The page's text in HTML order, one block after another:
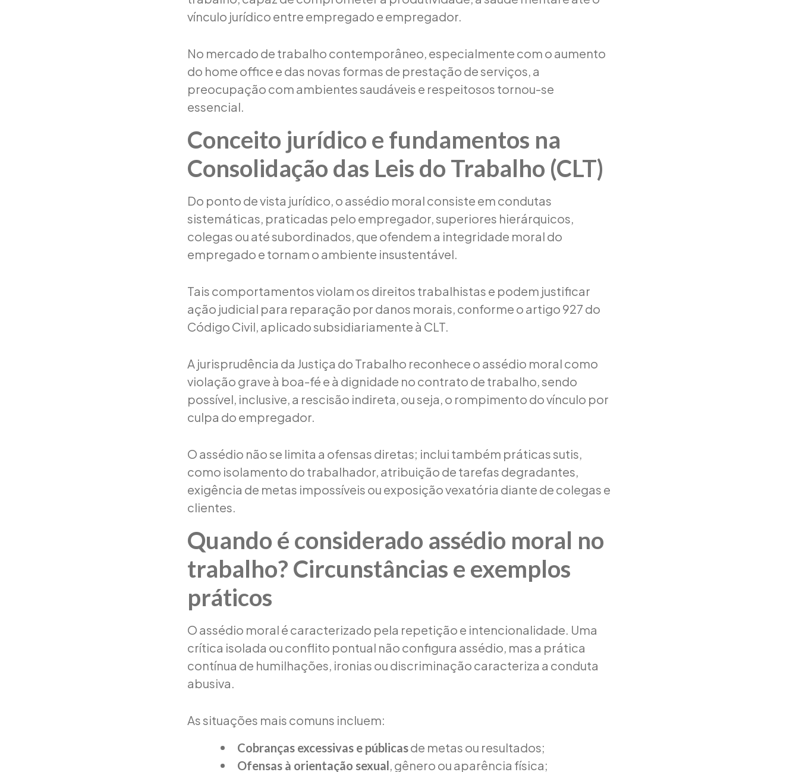
vínculo jurídico entre empregado e empregador.
No mercado de trabalho contemporâneo, especialmente com o aumento
do home office e das novas formas de prestação de serviços, a
preocupação com ambientes saudáveis e respeitosos tornou-se
essencial.
Conceito jurídico e fundamentos na
Consolidação das Leis do Trabalho (CLT)
Do ponto de vista jurídico, o assédio moral consiste em condutas
sistemáticas, praticadas pelo empregador, superiores hierárquicos,
colegas ou até subordinados, que ofendem a integridade moral do
empregado e tornam o ambiente insustentável.
Tais comportamentos violam os direitos trabalhistas e podem justificar
ação judicial para reparação por danos morais, conforme o artigo 927 do
Código Civil, aplicado subsidiariamente à CLT.
A jurisprudência da Justiça do Trabalho reconhece o assédio moral como
violação grave à boa-fé e à dignidade no contrato de trabalho, sendo
possível, inclusive, a rescisão indireta, ou seja, o rompimento do vínculo por
culpa do empregador.
O assédio não se limita a ofensas diretas; inclui também práticas sutis,
como isolamento do trabalhador, atribuição de tarefas degradantes,
exigência de metas impossíveis ou exposição vexatória diante de colegas e
clientes.
Quando é considerado assédio moral no
trabalho? Circunstâncias e exemplos
práticos
O assédio moral é caracterizado pela repetição e intencionalidade. Uma
crítica isolada ou conflito pontual não configura assédio, mas a prática
contínua de humilhações, ironias ou discriminação caracteriza a conduta
abusiva.
As situações mais comuns incluem:
Cobranças excessivas e públicasde metas ou resultados;
Ofensas à orientação sexual, gênero ou aparência física;